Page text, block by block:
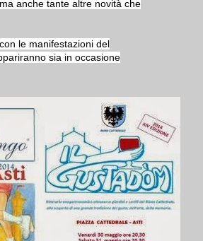
anche tante altre novità che
le manifestazioni del
sia in occasione